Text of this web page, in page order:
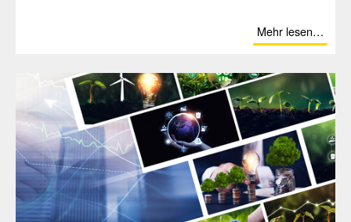
Mehr lesen…